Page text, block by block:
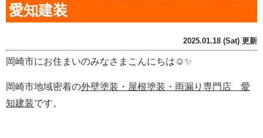
愛知建装
2025.01.18 (Sat) 更新
岡崎市にお住まいのみなさまこんにちは☺✨
岡崎市地域密着の外壁塗装・屋根塗装・雨漏り専門店 愛
知建装です。